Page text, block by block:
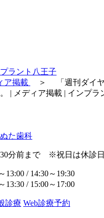
ア掲載 ＞
「週刊ダイ
| メディア掲載 | インプラ
30分前まで ※祝日は休診
/ 14:30～19:30
/ 15:00～17:00
診療 Web診療予約